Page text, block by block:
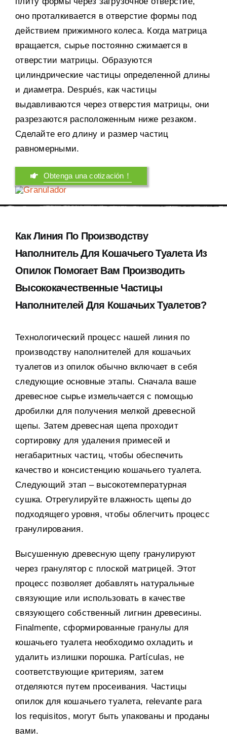
оно проталкивается в отверстие формы под
действием прижимного колеса. Когда матрица
вращается, сырье постоянно сжимается в
отверстии матрицы. Образуются
цилиндрические частицы определенной длины
и диаметра. Después, как частицы
выдавливаются через отверстия матрицы, они
разрезаются расположенным ниже резаком.
Сделайте его длину и размер частиц
равномерными.
Obtenga una cotización！
Как Линия По Производству
Наполнитель Для Кошачьего Туалета Из
Опилок Помогает Вам Производить
Высококачественные Частицы
Наполнителей Для Кошачьих Туалетов?
Технологический процесс нашей линия по
производству наполнителей для кошачьих
туалетов из опилок обычно включает в себя
следующие основные этапы. Сначала ваше
древесное сырье измельчается с помощью
дробилки для получения мелкой древесной
щепы. Затем древесная щепа проходит
сортировку для удаления примесей и
негабаритных частиц, чтобы обеспечить
качество и консистенцию кошачьего туалета.
Следующий этап – высокотемпературная
сушка. Отрегулируйте влажность щепы до
подходящего уровня, чтобы облегчить процесс
гранулирования.
Высушенную древесную щепу гранулируют
через гранулятор с плоской матрицей. Этот
процесс позволяет добавлять натуральные
связующие или использовать в качестве
связующего собственный лигнин древесины.
Finalmente,сформированные гранулы для
кошачьего туалета необходимо охладить и
удалить излишки порошка. Partículas, не
соответствующие критериям, затем
отделяются путем просеивания. Частицы
опилок для кошачьего туалета, relevante para
los requisitos, могут быть упакованы и проданы
вами.